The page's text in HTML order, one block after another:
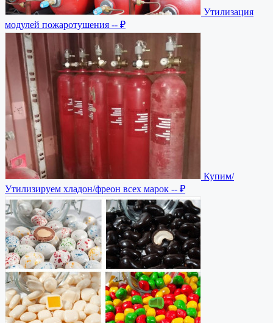
Утилизация
модулей пожаротушения -- ₽
Купим/
Утилизируем хладон/фреон всех марок -- ₽